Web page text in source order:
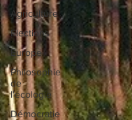
Agriculture
Elections
Europe
Philosophie
de
l'écologie
Démocratie